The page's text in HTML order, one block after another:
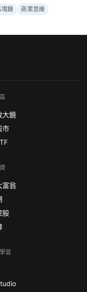
塊鏈 商業思維
大鏡
市
富翁
股
習